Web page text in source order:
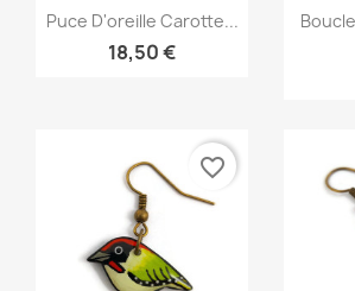
 Aperçu rapide
Puce D'oreille Carotte...
18,50 €

favorite_border